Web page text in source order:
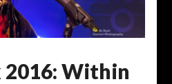
Within